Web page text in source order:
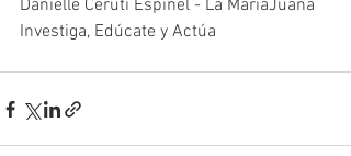
Danielle Ceruti Espinel - La MariaJuana
Investiga, Edúcate y Actúa